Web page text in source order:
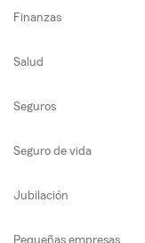
Finanzas
Salud
Seguros
Seguro de vida
Jubilación
Pequeñas empresas